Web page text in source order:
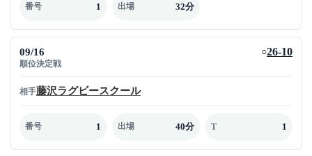
番号 1 出場 32分
09/16
順位決定戦
○26-10
相手藤沢ラグビースクール
番号 1 出場 40分 T 1